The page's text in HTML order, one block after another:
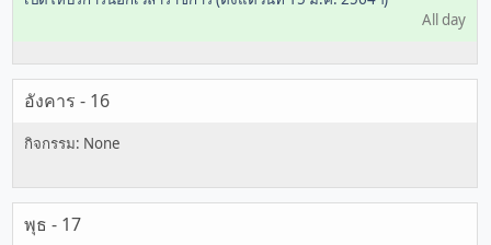
All day
อังคาร - 16
พุธ - 17